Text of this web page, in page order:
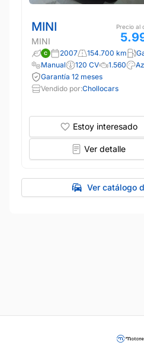
MINI
MINI
Precio al
2007 154.700 km
Manual
120 CV 1.560
Garantía 12 meses
Vendido por:Chollocars
Estoy interesado
Ver detalle
Ver catálogo